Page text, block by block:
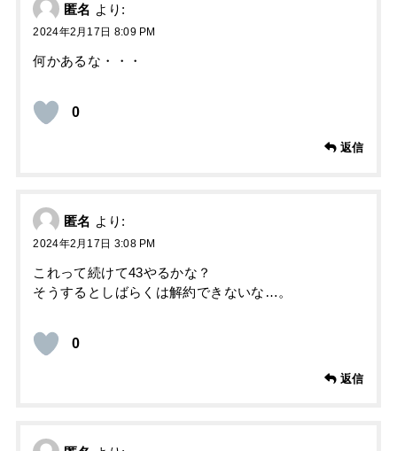
匿名 より:
2024年2月17日 8:09 PM
何かあるな・・・
0
返信
匿名 より:
2024年2月17日 3:08 PM
これって続けて43やるかな？
そうするとしばらくは解約できないな…。
0
返信